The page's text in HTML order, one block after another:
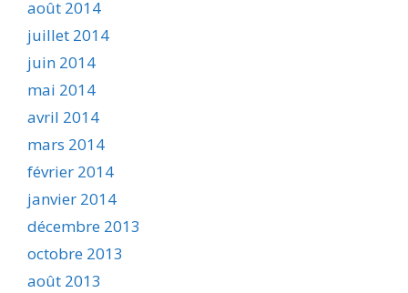
août 2014
juillet 2014
juin 2014
mai 2014
avril 2014
mars 2014
février 2014
janvier 2014
décembre 2013
octobre 2013
août 2013